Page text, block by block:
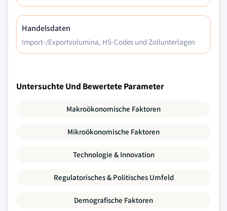
Handelsdaten
Import-/Exportvolumina, HS-Codes und Zollunterlagen
Untersuchte Und Bewertete Parameter
Makroökonomische Faktoren
Mikroökonomische Faktoren
Technologie & Innovation
Regulatorisches & Politisches Umfeld
Demografische Faktoren